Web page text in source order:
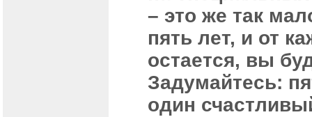
– это же так
пять лет, и от
остается, вы
Задумайтесь:
один